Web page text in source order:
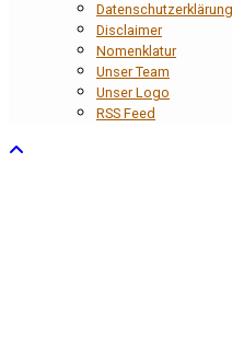
Datenschutzerklärung
Disclaimer
Nomenklatur
Unser Team
Unser Logo
RSS Feed